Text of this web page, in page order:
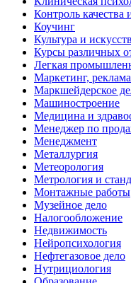
Контроль качества
Коучинг
Культура и
Курсы различных
Легкая
Маркетинг,
Маркшейдерское
Машиностроение
Медицина и
Менеджер по
Менеджмент
Металлургия
Метеорология
Метрология и
Монтажные работы
Музейное дело
Налогообложение
Недвижимость
Нейропсихология
Нефтегазовое дело
Нутрициология